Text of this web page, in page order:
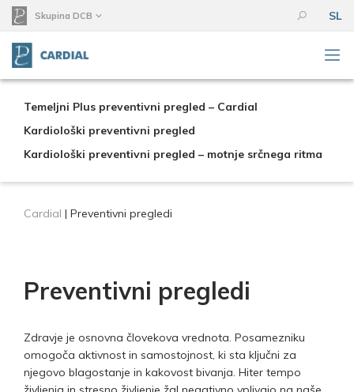
Skupina DCB SL
Temeljni Plus preventivni pregled – Cardial
Kardiološki preventivni pregled
Kardiološki preventivni pregled – motnje srčnega ritma
Cardial | Preventivni pregledi
Preventivni pregledi
Zdravje je osnovna človekova vrednota. Posamezniku
omogoča aktivnost in samostojnost, ki sta ključni za
njegovo blagostanje in kakovost bivanja. Hiter tempo